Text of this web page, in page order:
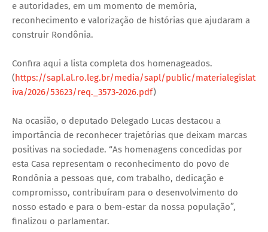
e autoridades, em um momento de memória,
reconhecimento e valorização de histórias que ajudaram a
construir Rondônia.
Confira aqui a lista completa dos homenageados.
(https://sapl.al.ro.leg.br/media/sapl/public/materialegislat
iva/2026/53623/req._3573-2026.pdf)
Na ocasião, o deputado Delegado Lucas destacou a
importância de reconhecer trajetórias que deixam marcas
positivas na sociedade. “As homenagens concedidas por
esta Casa representam o reconhecimento do povo de
Rondônia a pessoas que, com trabalho, dedicação e
compromisso, contribuíram para o desenvolvimento do
nosso estado e para o bem-estar da nossa população”,
finalizou o parlamentar.